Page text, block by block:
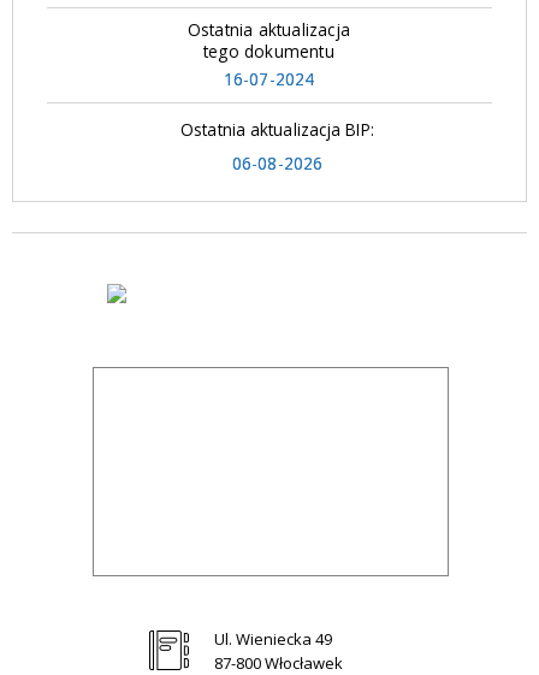
Ostatnia aktualizacja
tego dokumentu
16-07-2024
Ostatnia aktualizacja BIP:
06-08-2026
Ul. Wieniecka 49
87-800 Włocławek